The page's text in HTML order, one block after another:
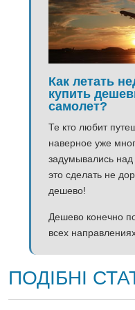
Как летать
купить
самолет?
Те кто любит
наверное уже
задумывались
это сделать не
дешево!
Дешево конечно
всех
ПОДІБНІ